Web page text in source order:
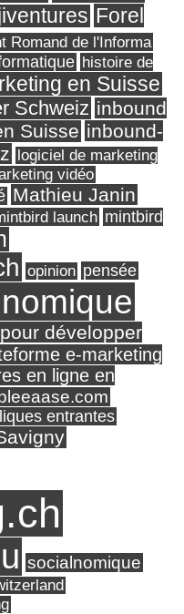
Forel
Romand de l'Informa
histoire de
en Suisse
Schweiz inbound
Suisse inbound-
logiciel de marketing
vidéo
Mathieu Janin
launch mintbird
opinion pensée
développer
e-marketing
en ligne en
entrantes
socialnomique